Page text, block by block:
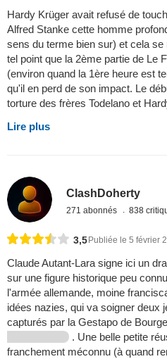
Hardy Krüger avait refusé de
Alfred Stanke cette homme
sens du terme bien sur) et cela
tel point que la 2ème partie de Le
(environ quand la 1ère heure est
qu'il en perd de son impact. Le
torture des frères Todelano et
Lire plus
ClashDoherty
271 abonnés 838
3,5Publiée le 5 février
Claude Autant-Lara signe ici un
sur une figure historique peu
l'armée allemande, moine
idées nazies, qui va soigner deux
capturés par la Gestapo de
. Une belle petite
franchement méconnu (à quand